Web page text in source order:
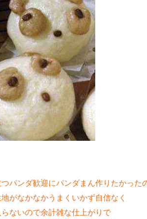
パンダ歓迎にパンダまん作りたかった
がなかなかうまくいかず自信なく
ないので余計雑な仕上がりで